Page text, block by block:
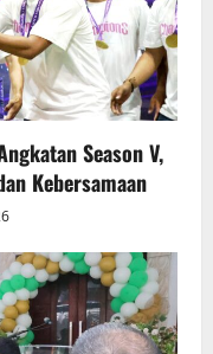
Season V,
Kebersamaan